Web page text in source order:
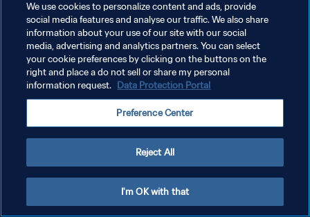
プライバシーポリシー
サービス利用規約
クッキー設定の管理
Copyright © 1994 - 2026 FIFA. All rights reserved.
We use cookies to personalize content and ads, provide
social media features and analyse our traffic. We also share
information about your use of our site with our social
media, advertising and analytics partners. You can select
your cookie preferences by clicking on the buttons on the
right and place a do not sell or share my personal
information request. Data Protection Portal
Preference Center
Reject All
I'm OK with that